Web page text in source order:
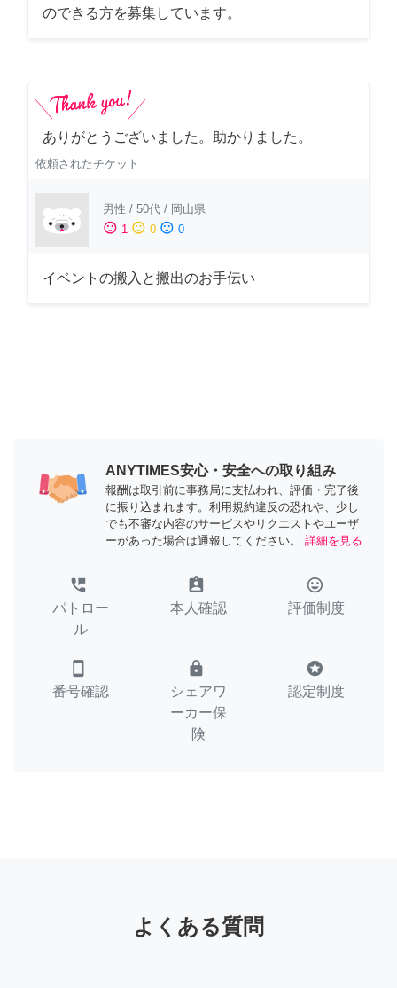
のできる方を募集しています。
ありがとうございました。助かりました。
依頼されたチケット
男性 / 50代 / 岡山県
sentiment_satisfied 1 sentiment_neutral 0 sentiment_dissatisfied 0
イベントの搬入と搬出のお手伝い
ANYTIMES安心・安全への取り組み
報酬は取引前に事務局に支払われ、評価・完了後
に振り込まれます。利用規約違反の恐れや、少し
でも不審な内容のサービスやリクエストやユーザ
ーがあった場合は通報してください。
詳細を見る
perm_phone_msg
パトロー
ル
assignment_ind
本人確認
tag_faces
評価制度
smartphone
番号確認
lock
シェアワ
ーカー保
険
stars
認定制度
よくある質問